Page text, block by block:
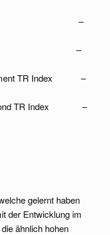
Dollar –
Dollar –
TR Index –
Bond TR Index –
in Euro
gelernt haben
der Entwicklung im
ähnlich hohen